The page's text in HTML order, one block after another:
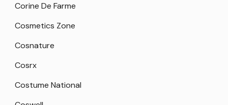
Corine De Farme
Cosmetics Zone
Cosnature
Cosrx
Costume National